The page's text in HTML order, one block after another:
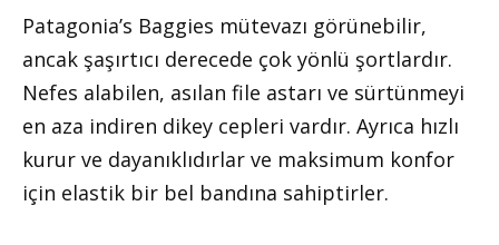
Patagonia’s Baggies mütevazı görünebilir,
ancak şaşırtıcı derecede çok yönlü şortlardır.
Nefes alabilen, asılan file astarı ve sürtünmeyi
en aza indiren dikey cepleri vardır. Ayrıca hızlı
kurur ve dayanıklıdırlar ve maksimum konfor
için elastik bir bel bandına sahiptirler.